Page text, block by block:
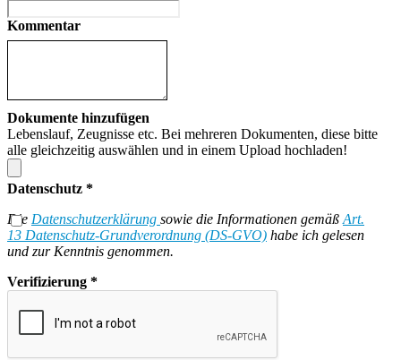
Kommentar
Dokumente hinzufügen
Lebenslauf, Zeugnisse etc. Bei mehreren Dokumenten, diese bitte
alle gleichzeitig auswählen und in einem Upload hochladen!
Datenschutz *
Die Datenschutzerklärung sowie die Informationen gemäß Art.
13 Datenschutz-Grundverordnung (DS-GVO) habe ich gelesen
und zur Kenntnis genommen.
Verifizierung *